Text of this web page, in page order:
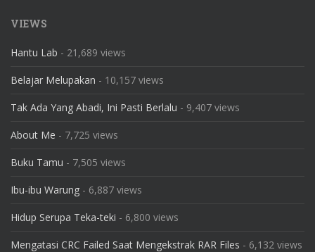
VIEWS
Hantu Lab - 21,689 views
Belajar Melupakan - 10,157 views
Tak Ada Yang Abadi, Ini Pasti Berlalu - 9,407 views
About Me - 7,725 views
Buku Tamu - 7,505 views
Ibu-ibu Warung - 6,887 views
Hidup Serupa Teka-teki - 6,800 views
Mengatasi CRC Failed Saat Mengekstrak RAR Files - 6,132 views